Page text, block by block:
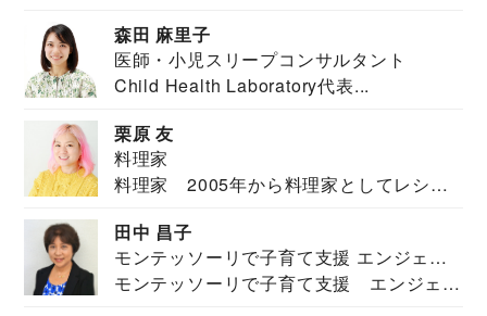
森田 麻里子
医師・小児スリープコンサルタント
Child Health Laboratory代表...
栗原 友
料理家
料理家 2005年から料理家としてレシピ
田中 昌子
モンテッソーリで子育て支援 エンジェル
ズハウス研究所所長
モンテッソーリで子育て支援 エンジェル